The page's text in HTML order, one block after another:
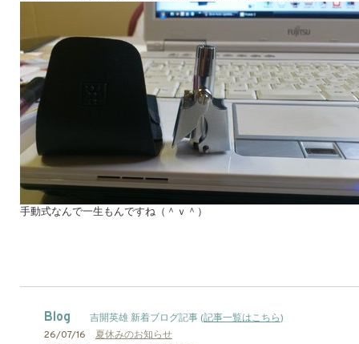
手動式なんで一生もんですね（＾ｖ＾）
Blog 吉開英雄 新着ブログ記事 (記事一覧はこちら)
26/07/16 夏休みのお知らせ